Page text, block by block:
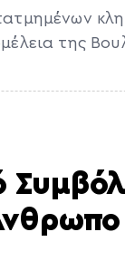
της